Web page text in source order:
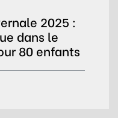
2025 :
dans le
80 enfants